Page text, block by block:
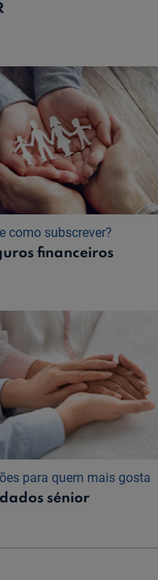
como subscrever?
financeiros
para quem mais gosta
sénior